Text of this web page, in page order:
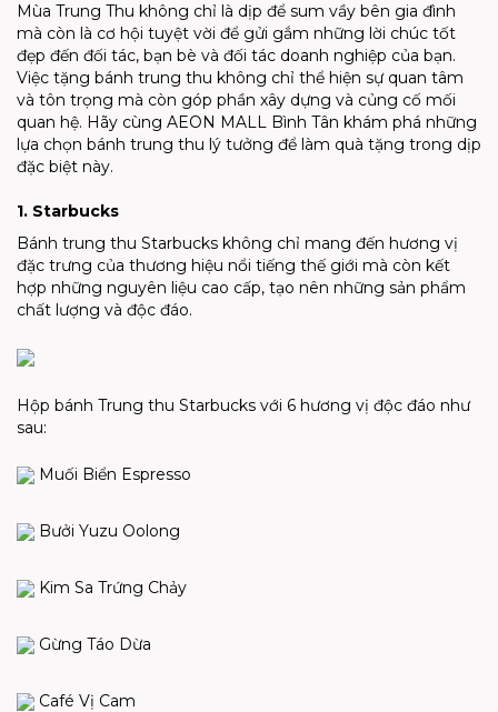
Mùa Trung Thu không chỉ là dịp để sum vầy bên gia đình
mà còn là cơ hội tuyệt vời để gửi gắm những lời chúc tốt
đẹp đến đối tác, bạn bè và đối tác doanh nghiệp của bạn.
Việc tặng bánh trung thu không chỉ thể hiện sự quan tâm
và tôn trọng mà còn góp phần xây dựng và củng cố mối
quan hệ. Hãy cùng AEON MALL Bình Tân khám phá những
lựa chọn bánh trung thu lý tưởng để làm quà tặng trong dịp
đặc biệt này.
1. Starbucks
Bánh trung thu Starbucks không chỉ mang đến hương vị
đặc trưng của thương hiệu nổi tiếng thế giới mà còn kết
hợp những nguyên liệu cao cấp, tạo nên những sản phẩm
chất lượng và độc đáo.
Hộp bánh Trung thu Starbucks với 6 hương vị độc đáo như
sau:​
Muối Biển Espresso​
Bưởi Yuzu Oolong​
Kim Sa Trứng Chảy​
Gừng Táo Dừa​
Café Vị Cam​